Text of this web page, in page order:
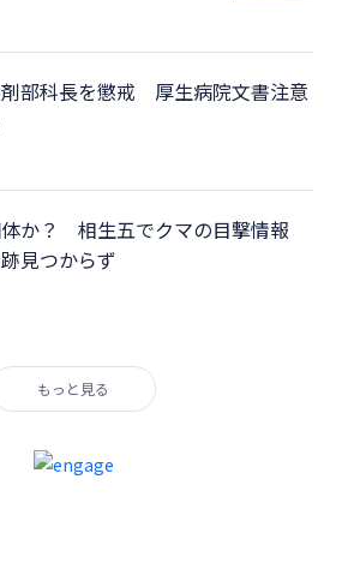
部科長を懲戒 厚生病院文書注意
体か？ 相生五でクマの目撃情報
見つからず
もっと見る